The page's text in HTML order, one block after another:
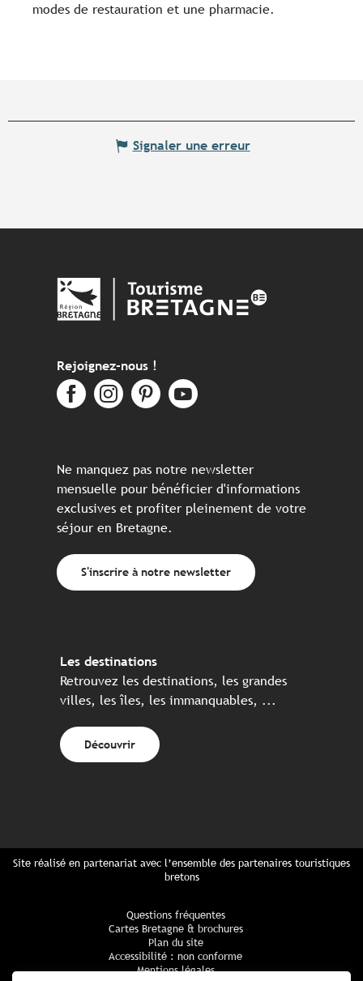
modes de restauration et une pharmacie.
Signaler une erreur
Rejoignez-nous !
Ne manquez pas notre newsletter
mensuelle pour bénéficier d'informations
exclusives et profiter pleinement de votre
séjour en Bretagne.
S'inscrire à notre newsletter
Les destinations
Retrouvez les destinations, les grandes
villes, les îles, les immanquables, ...
Découvrir
Site réalisé en partenariat avec l’ensemble des partenaires touristiques
bretons
Questions fréquentes
Cartes Bretagne & brochures
Plan du site
Accessibilité : non conforme
Mentions légales